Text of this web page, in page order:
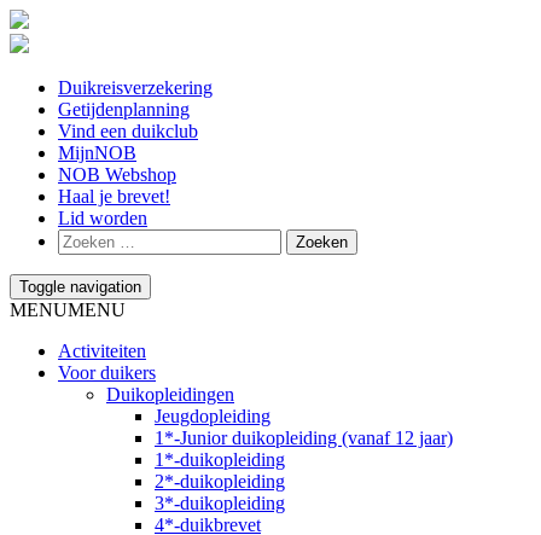
Duikreisverzekering
Getijdenplanning
Vind een duikclub
MijnNOB
NOB Webshop
Haal je brevet!
Lid worden
Toggle navigation
MENUMENU
Activiteiten
Voor duikers
Duikopleidingen
Jeugdopleiding
1*-Junior duikopleiding (vanaf 12 jaar)
1*-duikopleiding
2*-duikopleiding
3*-duikopleiding
4*-duikbrevet